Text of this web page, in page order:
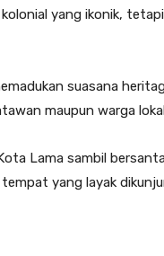
yang ikonik,
suasana
maupun warga
Lama sambil
yang layak